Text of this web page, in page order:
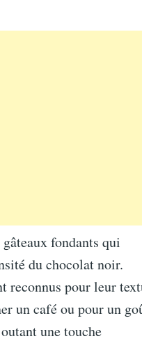
fondants qui
du chocolat noir.
reconnus pour leur
un café ou pour un
une touche